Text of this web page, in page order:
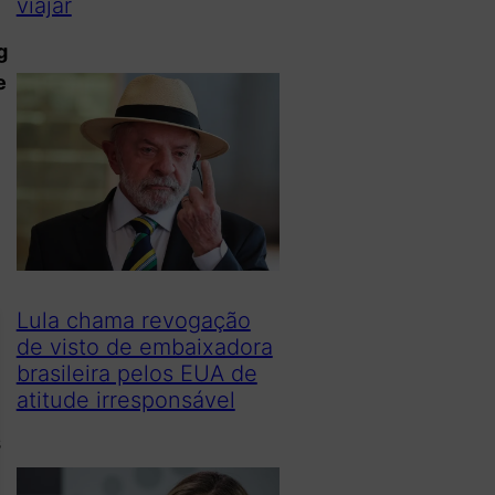
Lula chama revogação
de visto de embaixadora
brasileira pelos EUA de
atitude irresponsável